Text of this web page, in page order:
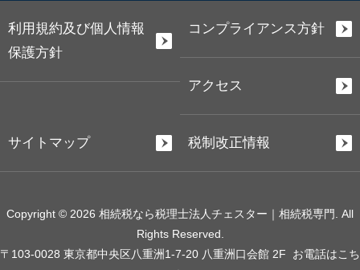
利用規約及び個人情報
保護方針
コンプライアンス方針
アクセス
サイトマップ 税制改正情報
Copyright © 2026 相続税なら税理士法人チェスター｜相続税専門. All
Rights Reserved.
〒103-0028 東京都中央区八重洲1-7-20 八重洲口会館 2F お電話はこち